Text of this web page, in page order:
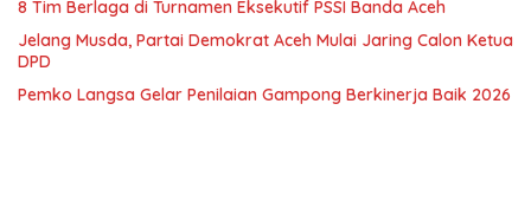
8 Tim Berlaga di Turnamen Eksekutif PSSI Banda Aceh
Jelang Musda, Partai Demokrat Aceh Mulai Jaring Calon Ketua
DPD
Pemko Langsa Gelar Penilaian Gampong Berkinerja Baik 2026